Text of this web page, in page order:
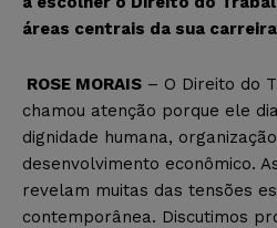
áreas centrais da sua
ROSE MORAIS – O Direito do
chamou atenção porque ele
dignidade humana,
desenvolvimento econômico.
revelam muitas das tensões
contemporânea. Discutimos